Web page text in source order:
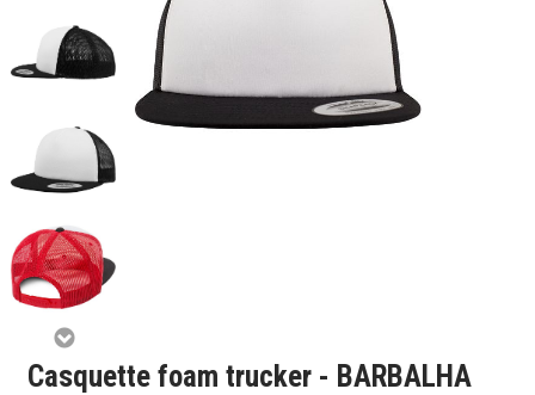
Casquette foam trucker - BARBALHA